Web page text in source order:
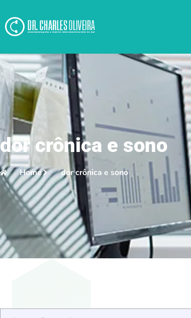
dor crônica e sono
Home dor crônica e sono